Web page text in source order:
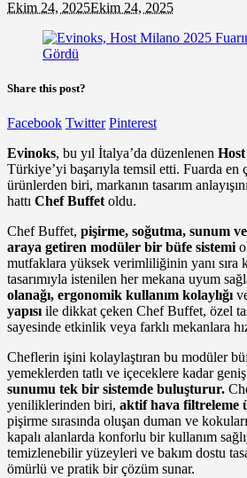
Ekim 24, 2025Ekim 24, 2025
Share this post?
Facebook Twitter Pinterest
Evinoks, bu yıl İtalya’da düzenlenen
Türkiye’yi başarıyla temsil etti. Fuarda en
ürünlerden biri, markanın tasarım
hattı Chef Buffet oldu.
Chef Buffet, pişirme, soğutma, sunum
araya getiren modüler bir büfe sistemi
mutfaklara yüksek verimliliğinin yanı sıra
tasarımıyla istenilen her mekana uyum
olanağı, ergonomik kullanım kolaylığı
yapısı ile dikkat çeken Chef Buffet, özel
sayesinde etkinlik veya farklı mekanlara
Cheflerin işini kolaylaştıran bu modüler
yemeklerden tatlı ve içeceklere kadar
sunumu tek bir sistemde buluşturur.
yeniliklerinden biri, aktif hava filtreleme
pişirme sırasında oluşan duman ve
kapalı alanlarda konforlu bir kullanım
temizlenebilir yüzeyleri ve bakım dostu
ömürlü ve pratik bir çözüm sunar.